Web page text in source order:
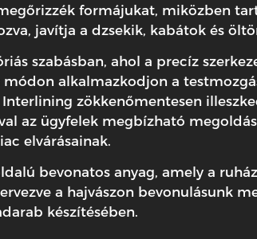
formájukat, miközben
javítja a dzsekik, kabátok és
szabásban, ahol a precíz
módon alkalmazkodjon a
zökkenőmentesen
az ügyfelek megbízható
elvárásainak.
bevonatos anyag, amely a
a hajvászon bevonulásunk
készítésében.